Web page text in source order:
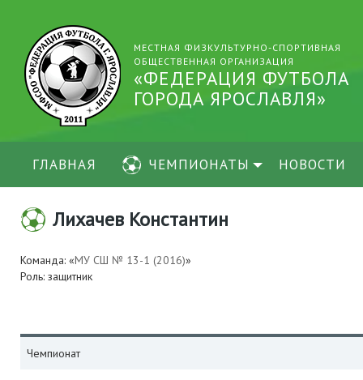
МЕСТНАЯ ФИЗКУЛЬТУРНО-СПОРТИВНАЯ
ОБЩЕСТВЕННАЯ ОРГАНИЗАЦИЯ
«ФЕДЕРАЦИЯ ФУТБОЛА
ГОРОДА ЯРОСЛАВЛЯ»
ГЛАВНАЯ ЧЕМПИОНАТЫ НОВОСТИ
Лихачев Константин
Команда: «МУ СШ № 13-1 (2016)»
Роль: защитник
Чемпионат